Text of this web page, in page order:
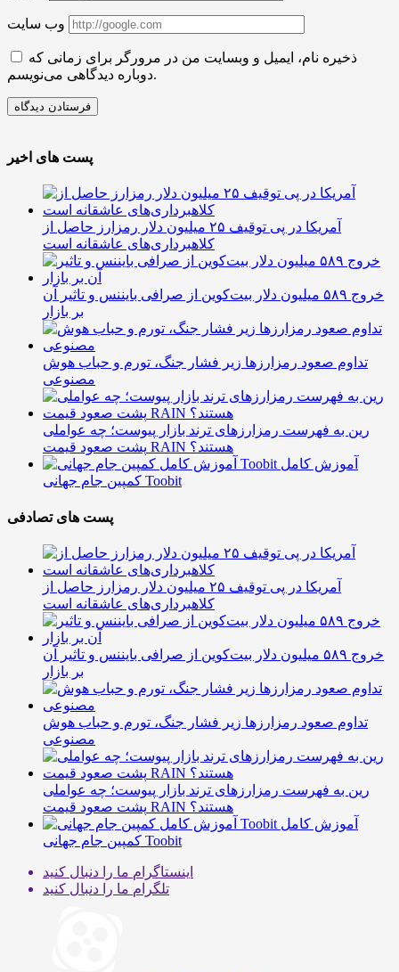
وب سایت
ذخیره نام، ایمیل و وبسایت من در مرورگر برای زمانی که
دوباره دیدگاهی می‌نویسم.
پست های اخیر
آمریکا در پی توقیف ۲۵ میلیون دلار رمزارز حاصل از
کلاهبرداری‌های عاشقانه است
خروج ۵۸۹ میلیون دلار بیت‌کوین از صرافی بایننس و تاثیر آن
بر بازار
تداوم صعود رمزارزها زیر فشار جنگ، تورم و حباب هوش
مصنوعی
رین به فهرست رمزارزهای ترند بازار پیوست؛ چه عواملی
پشت صعود قیمت RAIN هستند؟
آموزش کامل
کمپین جام جهانی Toobit
پست های تصادفی
آمریکا در پی توقیف ۲۵ میلیون دلار رمزارز حاصل از
کلاهبرداری‌های عاشقانه است
خروج ۵۸۹ میلیون دلار بیت‌کوین از صرافی بایننس و تاثیر آن
بر بازار
تداوم صعود رمزارزها زیر فشار جنگ، تورم و حباب هوش
مصنوعی
رین به فهرست رمزارزهای ترند بازار پیوست؛ چه عواملی
پشت صعود قیمت RAIN هستند؟
آموزش کامل
کمپین جام جهانی Toobit
اینستاگرام ما را دنبال کنید
تلگرام ما را دنبال کنید